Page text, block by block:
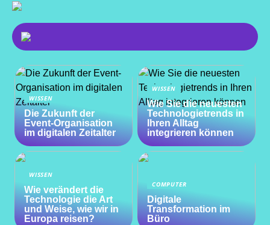
WISSEN
Die Zukunft der
Event-Organisation
im digitalen Zeitalter
WISSEN
Wie Sie die neuesten
Technologietrends in
Ihren Alltag
integrieren können
WISSEN
Wie verändert die
Technologie die Art
und Weise, wie wir in
Europa reisen?
COMPUTER
Digitale
Transformation im
Büro